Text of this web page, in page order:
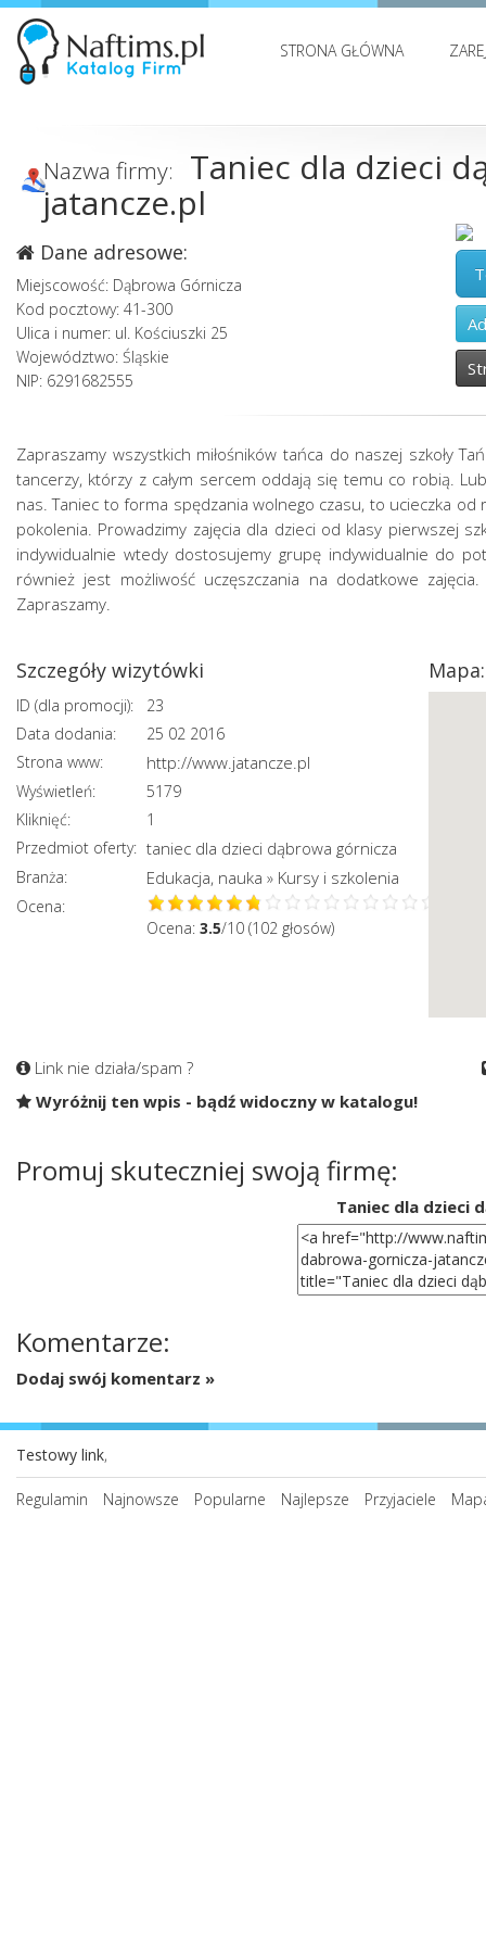
STRONA GŁÓWNA
Nazwa firmy:
Taniec dla dzieci
jatancze.pl
Dane adresowe:
Miejscowość: Dąbrowa Górnicza
Kod pocztowy: 41-300
Ulica i numer: ul. Kościuszki 25
Województwo: Śląskie
NIP: 6291682555
Zapraszamy wszystkich miłośników tańca do naszej szkoły
tancerzy, którzy z całym sercem oddają się temu co robią.
nas. Taniec to forma spędzania wolnego czasu, to ucieczka
pokolenia. Prowadzimy zajęcia dla dzieci od klasy pierwszej
indywidualnie wtedy dostosujemy grupę indywidualnie do
również jest możliwość uczęszczania na dodatkowe
Zapraszamy.
Szczegóły wizytówki
ID (dla promocji):
23
Data dodania:
25 02 2016
Strona www:
http://www.jatancze.pl
Wyświetleń:
5179
Kliknięć:
1
Przedmiot oferty: taniec dla dzieci dąbrowa górnicza
Branża: Edukacja, nauka » Kursy i szkolenia
Ocena:
Ocena: 3.5/10 (102 głosów)
Mapa:
Link nie działa/spam ?
Wyróżnij ten wpis - bądź widoczny w katalogu!
Promuj skuteczniej swoją firmę:
Taniec dla dzieci
Komentarze:
Dodaj swój komentarz »
Testowy link,
Regulamin Najnowsze Popularne Najlepsze Przyjaciele